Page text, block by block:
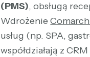
(PMS), obsługą
WdrożenieComarch
usług (np. SPA,
współdziałają z